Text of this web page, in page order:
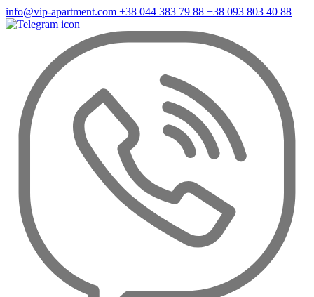
info@vip-apartment.com +38 044 383 79 88 +38 093 803 40 88